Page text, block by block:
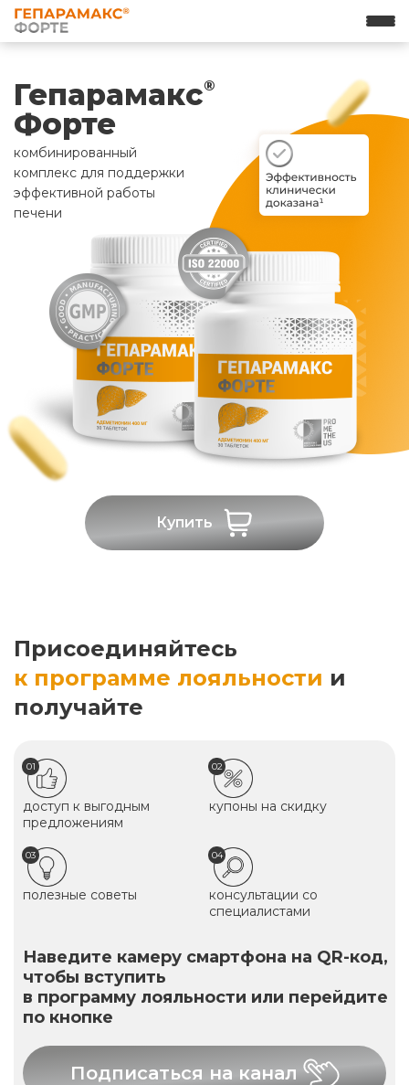
Гепарамакс®
Форте
комбинированный
комплекс для поддержки
эффективной работы
печени
Купить
Присоединяйтесь
к программе лояльности и
получайте
01
доступ к выгодным
предложениям
02
купоны на скидку
03
полезные советы
04
консультации со
специалистами
Наведите камеру смартфона на QR-код,
чтобы вступить
в программу лояльности или перейдите
по кнопке
Подписаться на канал